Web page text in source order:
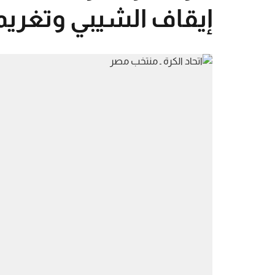
إيقاف الشيبي